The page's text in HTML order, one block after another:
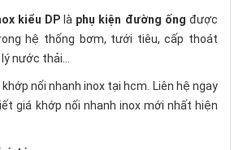
kiểu DPlà phụ kiện đường ống được
hệ thống bơm, tưới tiêu, cấp thoát
nước thải...
nối nhanh inox tại hcm. Liên hệ ngay
giá khớp nối nhanh inox mới nhất hiện